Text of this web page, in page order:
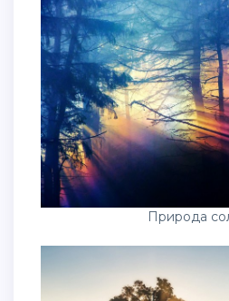
Природа